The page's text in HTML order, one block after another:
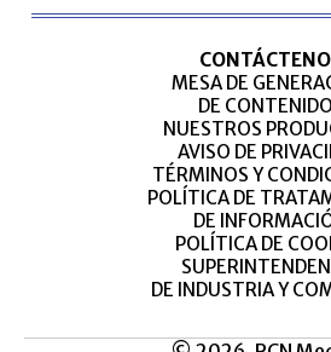
MESA DE
DE
NUESTROS
AVISO DE
TÉRMINOS Y
POLÍTICA DE
DE
POLÍTICA DE
DE INDUSTRIA Y